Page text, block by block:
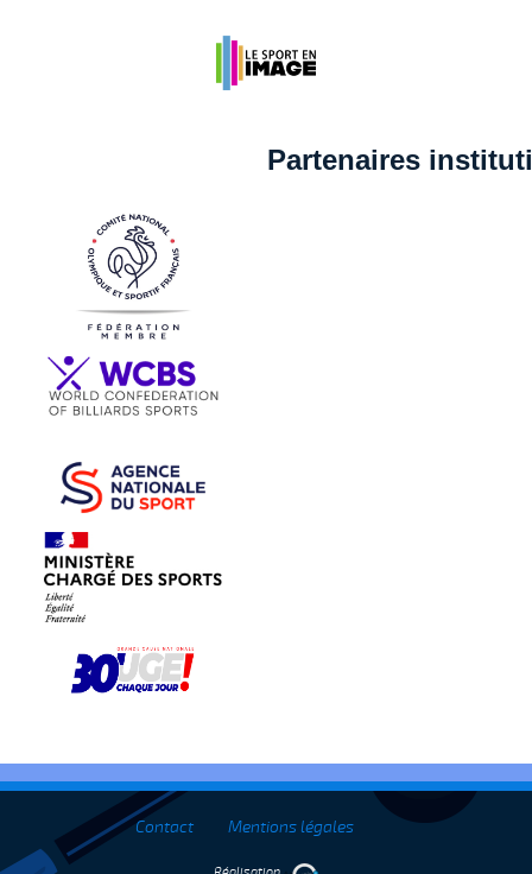
Partenaires
Contact Mentions légales